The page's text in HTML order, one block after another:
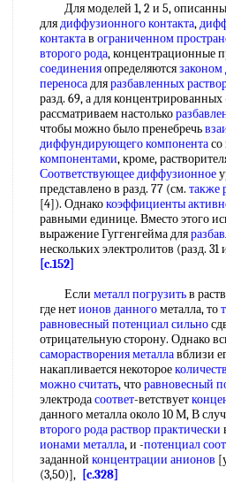
Для моделей 1, 2 и 5, описанных
длядиффузионного контакта,
контактав ограниченном
второго рода, концентрационные
соединенияопределяются
переносадляразбавленных
разд. 69, а для
рассматриваем настолько
чтобы можно было пренебречь
диффундирующего компонентасо
компонентами, кроме,
Соответствующее диффузионное
представлено в разд. 77 (см. также
[4]). Однакокоэффициенты
равными единице. Вместо этого
выражение Гуггенгейма для
нескольких электролитов (разд. 31
[c.152]
Если металл погрузитьв
где нетионов данногометалла, то
равновесный потенциал сильно
отрицательную сторону. Однако
саморастворения металлавблизи
накапливается некоторое
можно считать, чторавновесный
электродасоответ-ветствует
данного металла около 10 М, В
второго родараствор практически
ионами металла, и -потенциал
заданной концентрации анионов
(3,50)], [c.328]